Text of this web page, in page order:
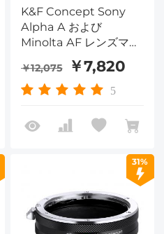
K&F Concept Sony
Alpha A および
Minolta AF レンズマウ
ント - Sony E カメラボ
ディアダプターリング、
マットラッカー、MAF-
￥12,075 ￥7,820
5
31%